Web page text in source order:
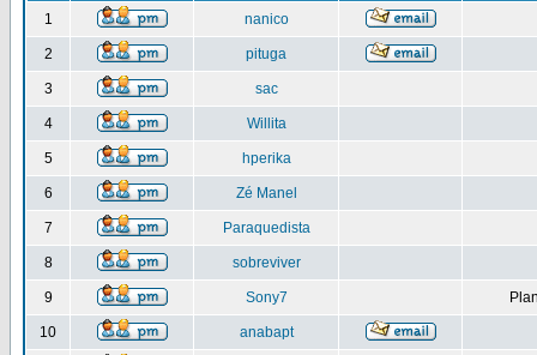
1 nanico
2 pituga
3 sac
4 Willita
5 hperika
6 Zé Manel
7 Paraquedista
8 sobreviver
9 Sony7
10 anabapt